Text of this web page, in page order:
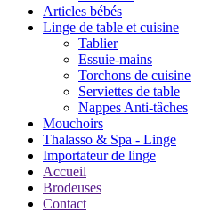
Articles bébés
Linge de table et cuisine
Tablier
Essuie-mains
Torchons de cuisine
Serviettes de table
Nappes Anti-tâches
Mouchoirs
Thalasso & Spa - Linge
Importateur de linge
Accueil
Brodeuses
Contact